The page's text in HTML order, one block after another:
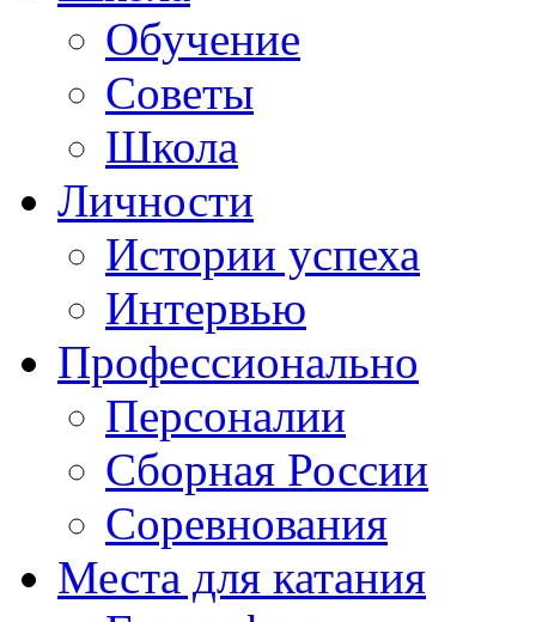
Обучение
Советы
Школа
Личности
Истории успеха
Интервью
Профессионально
Персоналии
Сборная России
Соревнования
Места для катания